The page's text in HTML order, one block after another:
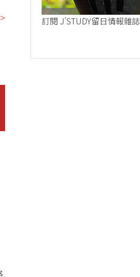
訂閱 J'STUDY留日情報雜誌